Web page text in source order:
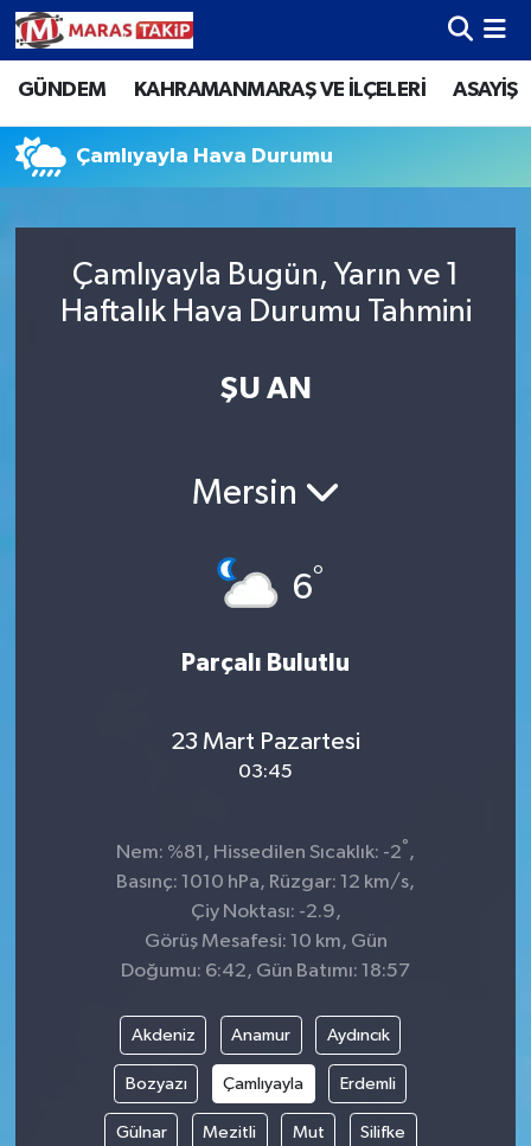
GÜNDEM KAHRAMANMARAŞ VE İLÇELERİ ASAYİŞ
Çamlıyayla Hava Durumu
Çamlıyayla Bugün, Yarın ve 1
Haftalık Hava Durumu Tahmini
ŞU AN
Mersin
6°
Parçalı Bulutlu
23 Mart Pazartesi
03:45
Nem: %81, Hissedilen Sıcaklık: -2° ,
Basınç: 1010 hPa, Rüzgar: 12 km/s,
Çiy Noktası: -2.9,
Görüş Mesafesi: 10 km, Gün
Doğumu: 6:42, Gün Batımı: 18:57
Akdeniz Anamur Aydıncık
Bozyazı Çamlıyayla Erdemli
Gülnar Mezitli Mut Silifke
Kahramanmaraş Nöbetçi Eczaneler
Kahramanmaraş Hava Durumu
Kahramanmaraş Trafik Yoğunluk Haritası